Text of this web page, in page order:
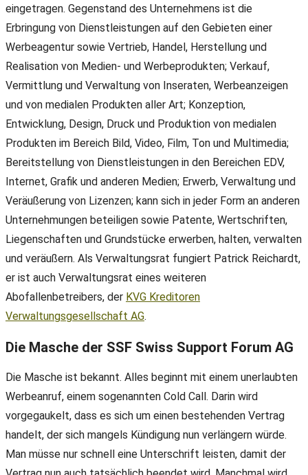
eingetragen. Gegenstand des Unternehmens ist die
Erbringung von Dienstleistungen auf den Gebieten einer
Werbeagentur sowie Vertrieb, Handel, Herstellung und
Realisation von Medien- und Werbeprodukten; Verkauf,
Vermittlung und Verwaltung von Inseraten, Werbeanzeigen
und von medialen Produkten aller Art; Konzeption,
Entwicklung, Design, Druck und Produktion von medialen
Produkten im Bereich Bild, Video, Film, Ton und Multimedia;
Bereitstellung von Dienstleistungen in den Bereichen EDV,
Internet, Grafik und anderen Medien; Erwerb, Verwaltung und
Veräußerung von Lizenzen; kann sich in jeder Form an anderen
Unternehmungen beteiligen sowie Patente, Wertschriften,
Liegenschaften und Grundstücke erwerben, halten, verwalten
und veräußern. Als Verwaltungsrat fungiert Patrick Reichardt,
er ist auch Verwaltungsrat eines weiteren
Abofallenbetreibers, der KVG Kreditoren
Verwaltungsgesellschaft AG.
Die Masche der SSF Swiss Support Forum AG
Die Masche ist bekannt. Alles beginnt mit einem unerlaubten
Werbeanruf, einem sogenannten Cold Call. Darin wird
vorgegaukelt, dass es sich um einen bestehenden Vertrag
handelt, der sich mangels Kündigung nun verlängern würde.
Man müsse nur schnell eine Unterschrift leisten, damit der